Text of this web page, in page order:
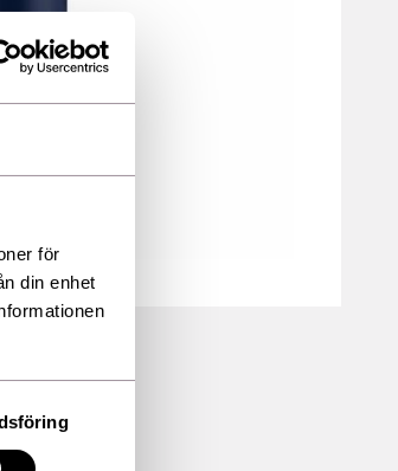
för
din enhet